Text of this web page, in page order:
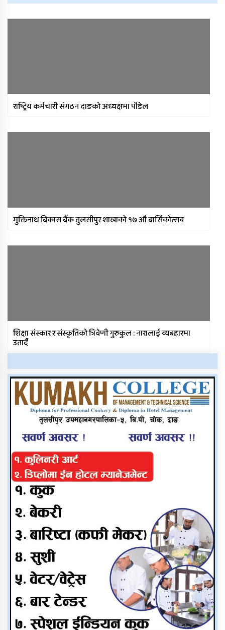
राष्ट्रिय कर्मचारी संगठन दाङको अध्यक्षमा पौडेल
मुक्तिनाथ बिकास बैंक तुलसीपुर शाखाको १७ औ बार्सिकोत्सव
शिक्षा संस्कार र संस्कृतिको त्रिवेणी गुरुकुल : नारालाई व्यबहारमा
उतार्दै